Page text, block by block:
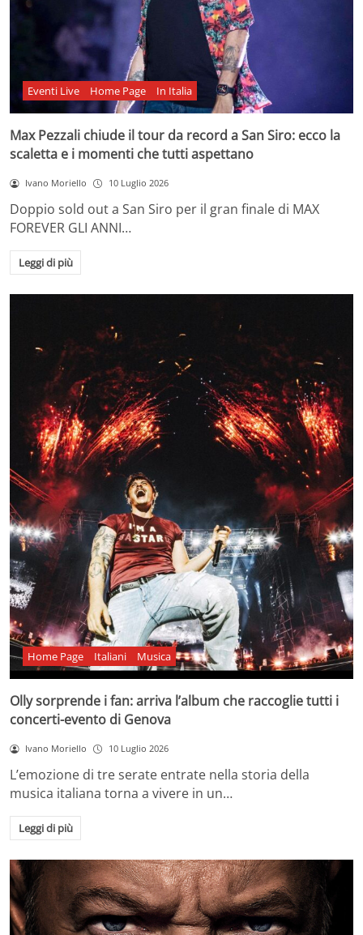
Eventi Live Home Page In Italia
Max Pezzali chiude il tour da record a San Siro: ecco la
scaletta e i momenti che tutti aspettano
Ivano Moriello 10 Luglio 2026
Doppio sold out a San Siro per il gran finale di MAX
FOREVER GLI ANNI…
Leggi di più
Home Page Italiani Musica
Olly sorprende i fan: arriva l’album che raccoglie tutti i
concerti-evento di Genova
Ivano Moriello 10 Luglio 2026
L’emozione di tre serate entrate nella storia della
musica italiana torna a vivere in un…
Leggi di più